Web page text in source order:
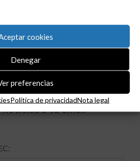
cookies
Denegar
preferencias
Política de privacidadNota legal
a tu email